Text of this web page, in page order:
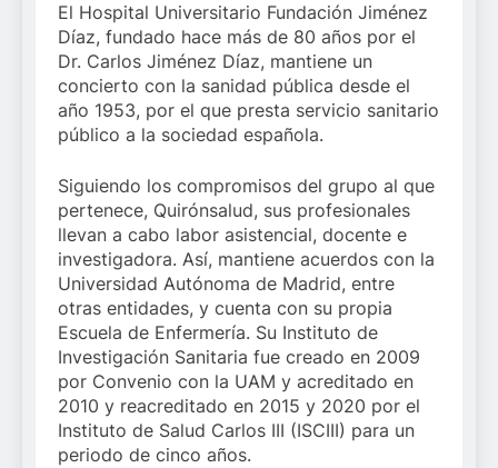
El Hospital Universitario Fundación Jiménez
Díaz, fundado hace más de 80 años por el
Dr. Carlos Jiménez Díaz, mantiene un
concierto con la sanidad pública desde el
año 1953, por el que presta servicio sanitario
público a la sociedad española.
Siguiendo los compromisos del grupo al que
pertenece, Quirónsalud, sus profesionales
llevan a cabo labor asistencial, docente e
investigadora. Así, mantiene acuerdos con la
Universidad Autónoma de Madrid, entre
otras entidades, y cuenta con su propia
Escuela de Enfermería. Su Instituto de
Investigación Sanitaria fue creado en 2009
por Convenio con la UAM y acreditado en
2010 y reacreditado en 2015 y 2020 por el
Instituto de Salud Carlos III (ISCIII) para un
periodo de cinco años.